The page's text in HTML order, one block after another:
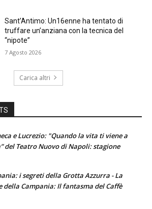
Sant’Antimo: Un16enne ha tentato di
truffare un’anziana con la tecnica del
“nipote”
7 Agosto 2026
Carica altri
e Lucrezio: "Quando la vita ti viene a
del Teatro Nuovo di Napoli: stagione
i segreti della Grotta Azzurra - La
della Campania: Il fantasma del Caffè